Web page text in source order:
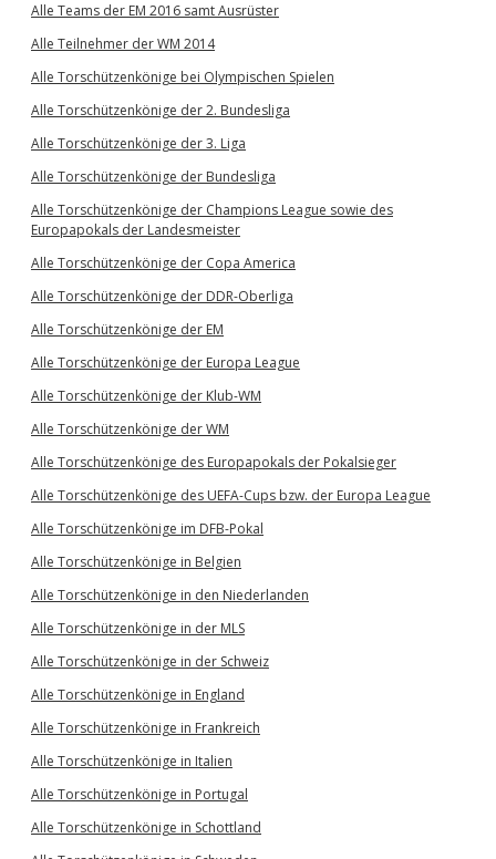
Alle Teams der EM 2016 samt Ausrüster
Alle Teilnehmer der WM 2014
Alle Torschützenkönige bei Olympischen Spielen
Alle Torschützenkönige der 2. Bundesliga
Alle Torschützenkönige der 3. Liga
Alle Torschützenkönige der Bundesliga
Alle Torschützenkönige der Champions League sowie des
Europapokals der Landesmeister
Alle Torschützenkönige der Copa America
Alle Torschützenkönige der DDR-Oberliga
Alle Torschützenkönige der EM
Alle Torschützenkönige der Europa League
Alle Torschützenkönige der Klub-WM
Alle Torschützenkönige der WM
Alle Torschützenkönige des Europapokals der Pokalsieger
Alle Torschützenkönige des UEFA-Cups bzw. der Europa League
Alle Torschützenkönige im DFB-Pokal
Alle Torschützenkönige in Belgien
Alle Torschützenkönige in den Niederlanden
Alle Torschützenkönige in der MLS
Alle Torschützenkönige in der Schweiz
Alle Torschützenkönige in England
Alle Torschützenkönige in Frankreich
Alle Torschützenkönige in Italien
Alle Torschützenkönige in Portugal
Alle Torschützenkönige in Schottland